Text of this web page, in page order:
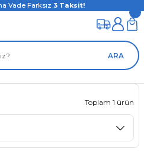
Vade Farksız 3 Taksit!
ARA
Toplam 1 ürün